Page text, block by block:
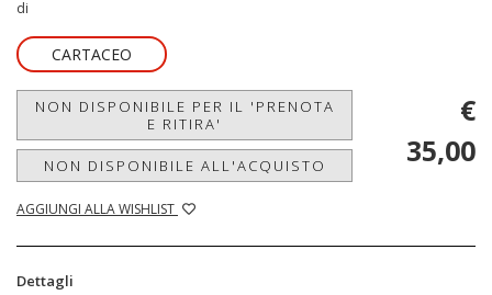
di
CARTACEO
NON DISPONIBILE PER IL 'PRENOTA
E RITIRA'
NON DISPONIBILE ALL'ACQUISTO
AGGIUNGI ALLA WISHLIST
€
35,00
Dettagli